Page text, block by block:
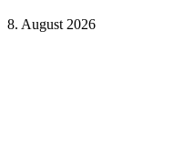
8. August 2026